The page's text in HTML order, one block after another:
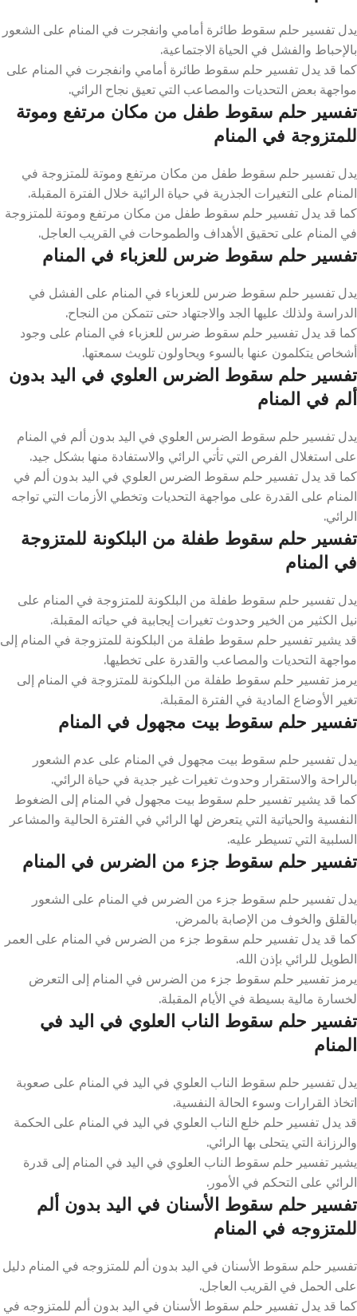
يدل تفسير حلم سقوط طائرة أمامي وانفجرت في المنام على الشعور
بالإحباط والفشل في الحياة الاجتماعية.
كما قد يدل تفسير حلم سقوط طائرة أمامي وانفجرت في المنام على
مواجهة بعض التحديات والمصاعب التي تعيق نجاح الرائي.
تفسير حلم سقوط طفل من مكان مرتفع وموتة
للمتزوجة في المنام
يدل تفسير حلم سقوط طفل من مكان مرتفع وموتة للمتزوجة في
المنام على التغيرات الجذرية في حياة الرائية خلال الفترة المقبلة.
كما قد يدل تفسير حلم سقوط طفل من مكان مرتفع وموتة للمتزوجة
في المنام على تحقيق الأهداف والطموحات في القريب العاجل.
تفسير حلم سقوط ضرس للعزباء في المنام
يدل تفسير حلم سقوط ضرس للعزباء في المنام على الفشل في
الدراسة ولذلك عليها الجد والاجتهاد حتى تتمكن من النجاح.
كما قد يدل تفسير حلم سقوط ضرس للعزباء في المنام على وجود
أشخاص يتكلمون عنها بالسوء ويحاولون تلويث سمعتها.
تفسير حلم سقوط الضرس العلوي في اليد بدون
ألم في المنام
يدل تفسير حلم سقوط الضرس العلوي في اليد بدون ألم في المنام
على استغلال الفرص التي تأتي الرائي والاستفادة منها بشكل جيد.
كما قد يدل تفسير حلم سقوط الضرس العلوي في اليد بدون ألم في
المنام على القدرة على مواجهة التحديات وتخطي الأزمات التي تواجه
الرائي.
تفسير حلم سقوط طفلة من البلكونة للمتزوجة
في المنام
يدل تفسير حلم سقوط طفلة من البلكونة للمتزوجة في المنام على
نيل الكثير من الخير وحدوث تغيرات إيجابية في حياته المقبلة.
قد يشير تفسير حلم سقوط طفلة من البلكونة للمتزوجة في المنام إلى
مواجهة التحديات والمصاعب والقدرة على تخطيها.
يرمز تفسير حلم سقوط طفلة من البلكونة للمتزوجة في المنام إلى
تغير الأوضاع المادية في الفترة المقبلة.
تفسير حلم سقوط بيت مجهول في المنام
يدل تفسير حلم سقوط بيت مجهول في المنام على عدم الشعور
بالراحة والاستقرار وحدوث تغيرات غير جدية في حياة الرائي.
كما قد يشير تفسير حلم سقوط بيت مجهول في المنام إلى الضغوط
النفسية والحياتية التي يتعرض لها الرائي في الفترة الحالية والمشاعر
السلبية التي تسيطر عليه.
تفسير حلم سقوط جزء من الضرس في المنام
يدل تفسير حلم سقوط جزء من الضرس في المنام على الشعور
بالقلق والخوف من الإصابة بالمرض.
كما قد يدل تفسير حلم سقوط جزء من الضرس في المنام على العمر
الطويل للرائي بإذن الله.
يرمز تفسير حلم سقوط جزء من الضرس في المنام إلى التعرض
لخسارة مالية بسيطة في الأيام المقبلة.
تفسير حلم سقوط الناب العلوي في اليد في
المنام
يدل تفسير حلم سقوط الناب العلوي في اليد في المنام على صعوبة
اتخاذ القرارات وسوء الحالة النفسية.
قد يدل تفسير حلم خلع الناب العلوي في اليد في المنام على الحكمة
والرزانة التي يتحلى بها الرائي.
يشير تفسير حلم سقوط الناب العلوي في اليد في المنام إلى قدرة
الرائي على التحكم في الأمور.
تفسير حلم سقوط الأسنان في اليد بدون ألم
للمتزوجه في المنام
تفسير حلم سقوط الأسنان في اليد بدون ألم للمتزوجه في المنام دليل
على الحمل في القريب العاجل.
كما قد يدل تفسير حلم سقوط الأسنان في اليد بدون ألم للمتزوجه في